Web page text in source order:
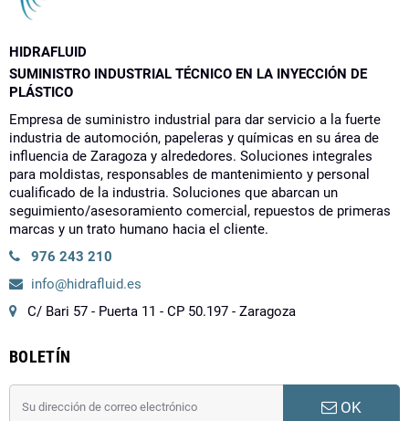
HIDRAFLUID
SUMINISTRO INDUSTRIAL TÉCNICO EN LA INYECCIÓN DE
PLÁSTICO
Empresa de suministro industrial para dar servicio a la fuerte
industria de automoción, papeleras y químicas en su área de
influencia de Zaragoza y alrededores. Soluciones integrales
para moldistas, responsables de mantenimiento y personal
cualificado de la industria. Soluciones que abarcan un
seguimiento/asesoramiento comercial, repuestos de primeras
marcas y un trato humano hacia el cliente.
976 243 210
info@hidrafluid.es
C/ Bari 57 - Puerta 11 - CP 50.197 - Zaragoza
BOLETÍN
OK